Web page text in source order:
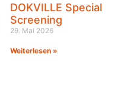
DOKVILLE Special
Screening
29. Mai 2026
Weiterlesen »